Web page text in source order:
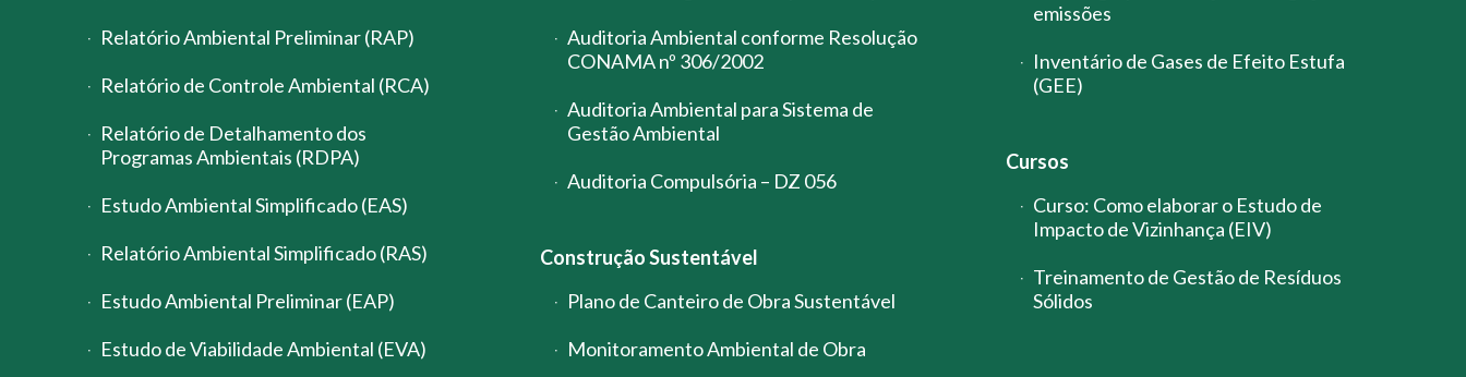
Relatório Ambiental Preliminar (RAP)
Relatório de Controle Ambiental (RCA)
Relatório de Detalhamento dos
Programas Ambientais (RDPA)
Estudo Ambiental Simplificado (EAS)
Relatório Ambiental Simplificado (RAS)
Estudo Ambiental Preliminar (EAP)
Estudo de Viabilidade Ambiental (EVA)
Auditoria Ambiental conforme Resolução
CONAMA nº 306/2002
Auditoria Ambiental para Sistema de
Gestão Ambiental
Auditoria Compulsória – DZ 056
Construção Sustentável
Plano de Canteiro de Obra Sustentável
Monitoramento Ambiental de Obra
emissões
Inventário de Gases de Efeito Estufa
(GEE)
Cursos
Curso: Como elaborar o Estudo de
Impacto de Vizinhança (EIV)
Treinamento de Gestão de Resíduos
Sólidos